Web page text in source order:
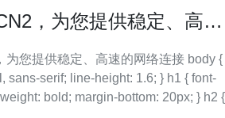
，为您提供稳定、高速
您提供稳定、高速的网络连接 body {
height: 1.6; } h1 { font-